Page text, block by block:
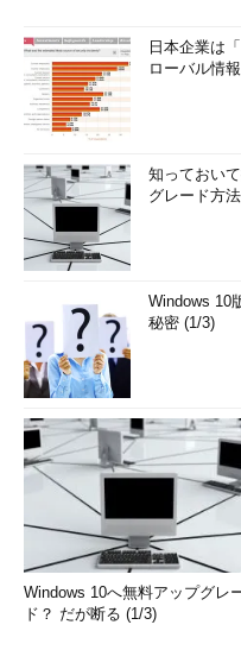
日本企業は
ローバル情
知っておい
グレード方
Windows 10
秘密 (1/3)
Windows 10へ無料アップグレ
ド？ だが断る (1/3)